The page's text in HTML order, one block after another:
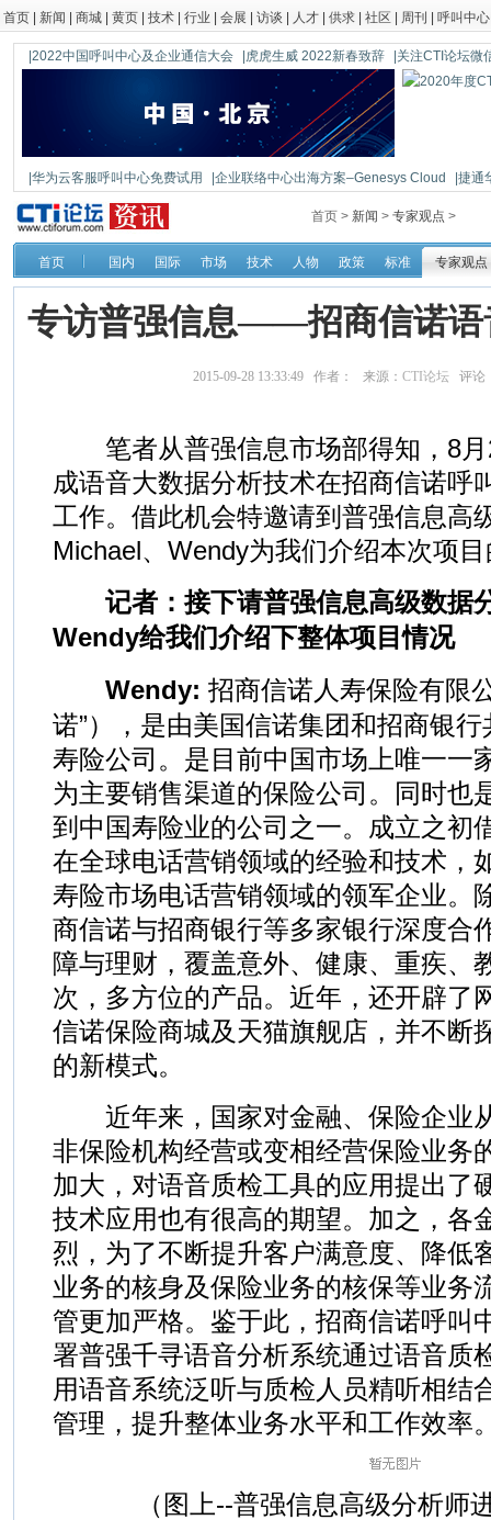
首页 新闻 商城 黄页 技术 行业 会展 访谈 人才 供求 社区 周刊 呼叫中心
|2022中国呼叫中心及企业通信大会 |虎虎生威 2022新春致辞 |关注CTI论坛微
|华为云客服呼叫中心免费试用 |企业联络中心出海方案–Genesys Cloud
|捷通
|鼎信通达新一代语音网关DAG1000-4S
首页 > 新闻 > 专家观点 >
首页 国内 国际 市场 技术 人物 政策 标准 专家观点
专访普强信息——招商信诺语
2015-09-28 13:33:49 作者： 来源： CTI论坛 评论
笔者从普强信息市场部得知，8月
成语音大数据分析技术在招商信诺呼
工作。借此机会特邀请到普强信息高
Michael、Wendy为我们介绍本次项
记者：接下请普强信息高级数据
Wendy给我们介绍下整体项目情况
Wendy: 招商信诺人寿保险有限
诺”），是由美国信诺集团和招商银
寿险公司。是目前中国市场上唯一一
为主要销售渠道的保险公司。同时也
到中国寿险业的公司之一。成立之初
在全球电话营销领域的经验和技术，
寿险市场电话营销领域的领军企业。
商信诺与招商银行等多家银行深度合
障与理财，覆盖意外、健康、重疾、
次，多方位的产品。近年，还开辟了
信诺保险商城及天猫旗舰店，并不断
的新模式。
近年来，国家对金融、保险企业
非保险机构经营或变相经营保险业务
加大，对语音质检工具的应用提出了
技术应用也有很高的期望。加之，各
烈，为了不断提升客户满意度、降低
业务的核身及保险业务的核保等业务
管更加严格。鉴于此，招商信诺呼叫
署普强千寻语音分析系统通过语音质
用语音系统泛听与质检人员精听相结
管理，提升整体业务水平和工作效率
（图上--普强信息高级分析师